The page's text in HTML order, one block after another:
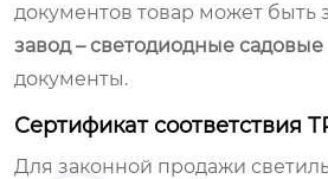
документов товар может быть
завод – светодиодные
документы.
Сертификат соответствия
Для законной продажи